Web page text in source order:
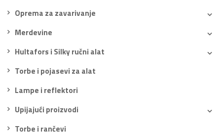
Oprema za zavarivanje
Merdevine
Hultafors i Silky ručni alat
Torbe i pojasevi za alat
Lampe i reflektori
Upijajući proizvodi
Torbe i rančevi